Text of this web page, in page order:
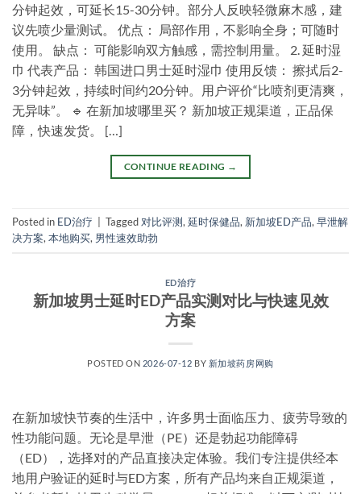
分钟起效，可延长15-30分钟。部分人反映轻微麻木感，建
议先喷少量测试。 优点： 局部作用，不影响全身；可随时
使用。 缺点： 可能影响双方触感，需控制用量。 2. 延时湿
巾 代表产品： 韩国进口男士延时湿巾 使用反馈： 擦拭后2-
3分钟起效，持续时间约20分钟。用户评价“比喷剂更清爽，
无异味”。 🔹 在新加坡哪里买？ 新加坡正规渠道，正品保
障，快速发货。 […]
CONTINUE READING →
Posted in ED治疗 Tagged 对比评测, 延时保健品, 新加坡ED产品, 早泄解
决方案, 本地购买, 男性速效助勃
ED治疗
新加坡男士延时ED产品实测对比与快速见效
方案
POSTED ON 2026-07-12 BY 新加坡药房网购
在新加坡快节奏的生活中，许多男士面临压力、疲劳导致的
性功能问题。无论是早泄（PE）还是勃起功能障碍
（ED），选择对的产品直接决定体验。我们专注提供经本
地用户验证的延时与ED方案，所有产品均来自正规渠道，